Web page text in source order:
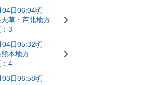
04日06:04頃
草・芦北地方
3
04日05:32頃
本地方
：4
03日06:58頃